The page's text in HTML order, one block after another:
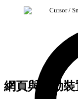
Cursor /
網頁與行動裝